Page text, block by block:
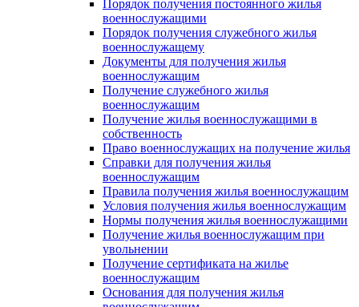
Порядок получения постоянного жилья
военнослужащими
Порядок получения служебного жилья
военнослужащему
Документы для получения жилья
военнослужащим
Получение служебного жилья
военнослужащим
Получение жилья военнослужащими в
собственность
Право военнослужащих на получение жилья
Справки для получения жилья
военнослужащим
Правила получения жилья военнослужащим
Условия получения жилья военнослужащим
Нормы получения жилья военнослужащими
Получение жилья военнослужащим при
увольнении
Получение сертификата на жилье
военнослужащим
Основания для получения жилья